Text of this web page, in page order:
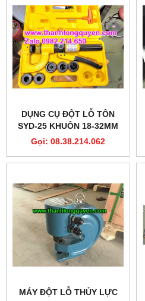
DỤNG CỤ ĐỘT LỖ TÔN
SYD-25 KHUÔN 18-32MM
KHÔNG KHOAN MỒI
Gọi: 08.38.214.062
MÁY ĐỘT LỖ THỦY LỰC